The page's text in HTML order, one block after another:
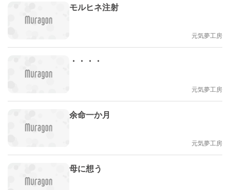
モルヒネ注射
元気夢工房
・・・・
元気夢工房
余命一か月
元気夢工房
母に想う